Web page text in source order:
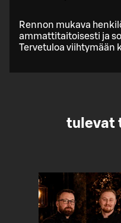
Rennon mukava
ammattitaitoisesti ja
Tervetuloa viihtymään
tulevat